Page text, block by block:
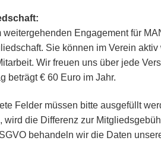
Engagement für
Sie können im Verein
Wir freuen uns über jede
beträgt € 60 Euro im Jahr.
Felder müssen bitte ausgefüllt
wird die Differenz zur
behandeln wir die Daten